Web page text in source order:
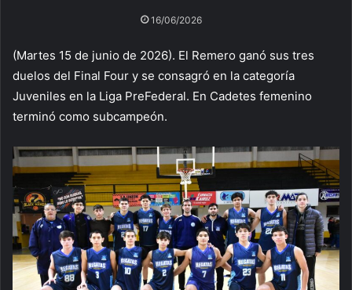
16/06/2026
(Martes 15 de junio de 2026). El Remero ganó sus tres
duelos del Final Four y se consagró en la categoría
Juveniles en la Liga PreFederal. En Cadetes femenino
terminó como subcampeón.